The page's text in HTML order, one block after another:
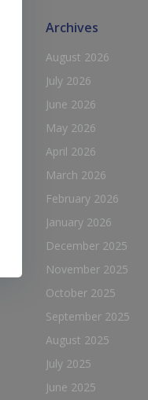
Archives
August 2026
July 2026
June 2026
May 2026
April 2026
March 2026
February 2026
January 2026
December 2025
November 2025
October 2025
September 2025
August 2025
July 2025
June 2025